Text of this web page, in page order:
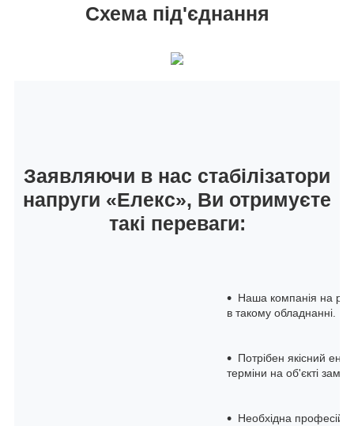
Схема під'єднання
Заявляючи в нас стабілізатори
напруги «Елекс», Ви отримуєте
такі переваги:
Наша компанія на
в такому обладнанні.
Потрібен якісний
терміни на об'єкті
Необхідна